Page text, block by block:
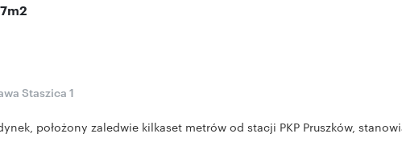
Staszica 1
położony zaledwie kilkaset metrów od stacji PKP Pruszków,